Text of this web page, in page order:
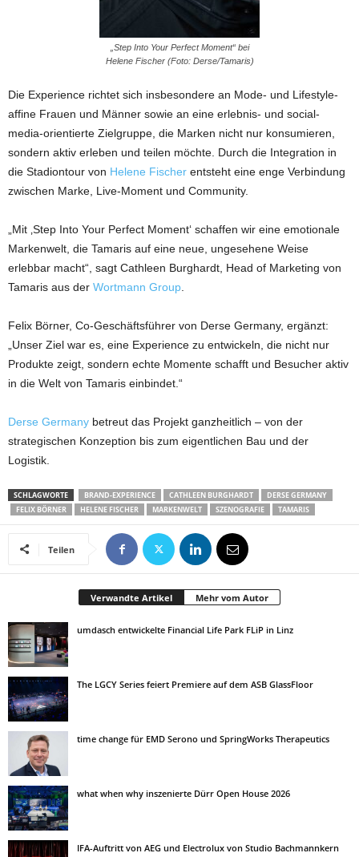
„Step Into Your Perfect Moment“ bei
Helene Fischer (Foto: Derse/Tamaris)
Die Experience richtet sich insbesondere an Mode- und Lifestyle-
affine Frauen und Männer sowie an eine erlebnis- und social-
media-orientierte Zielgruppe, die Marken nicht nur konsumieren,
sondern aktiv erleben und teilen möchte. Durch die Integration in
die Stadiontour von Helene Fischer entsteht eine enge Verbindung
zwischen Marke, Live-Moment und Community.
„Mit ‚Step Into Your Perfect Moment‘ schaffen wir eine emotionale
Markenwelt, die Tamaris auf eine neue, ungesehene Weise
erlebbar macht“, sagt Cathleen Burghardt, Head of Marketing von
Tamaris aus der Wortmann Group
Felix Börner, Co-Geschäftsführer von Derse Germany, ergänzt:
„Unser Ziel war es, eine Experience zu entwickeln, die nicht nur
Produkte zeigt, sondern echte Momente schafft und Besucher aktiv
in die Welt von Tamaris einbindet.“
Derse Germany betreut das Projekt ganzheitlich – von der
strategischen Konzeption bis zum eigentlichen Bau und der
Logistik.
SCHLAGWORTE BRAND-EXPERIENCE CATHLEEN BURGHARDT
DERSE GERMANY
FELIX BÖRNER
HELENE FISCHER MARKENWELT SZENOGRAFIE TAMARIS
Teilen
Verwandte Artikel Mehr vom Autor
umdasch entwickelte Financial Life Park FLiP in Linz
The LGCY Series feiert Premiere auf dem ASB GlassFloor
time change für EMD Serono und SpringWorks Therapeutics
what when why inszenierte Dürr Open House 2026
IFA-Auftritt von AEG und Electrolux von Studio Bachmannkern